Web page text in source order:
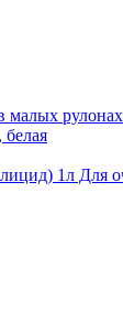
малых